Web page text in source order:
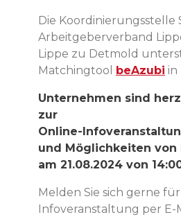
Die Koordinierungsstelle
Arbeitgeberverband
Lippe zu Detmold
Matchingtool beAzubi in
Unternehmen sind
zur
Online-
und Möglichkeiten von
am 21.08.2024 von
Melden Sie sich gerne
Infoveranstaltung per E-